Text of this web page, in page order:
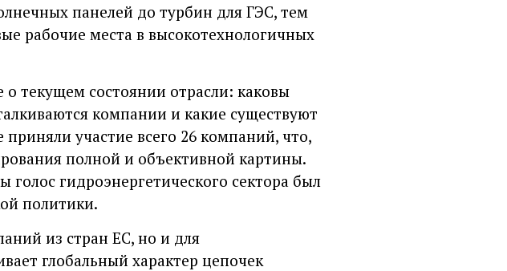
панелей до турбин для ГЭС, тем
рабочие места в высокотехнологичных
о текущем состоянии отрасли: каковы
компании и какие существуют
участие всего 26 компаний, что,
полной и объективной картины.
гидроэнергетического сектора был
политики.
из стран ЕС, но и для
глобальный характер цепочек